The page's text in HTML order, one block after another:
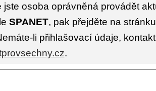
jste osoba oprávněná provádět
SPANET, pak přejděte na
li přihlašovací údaje,
.